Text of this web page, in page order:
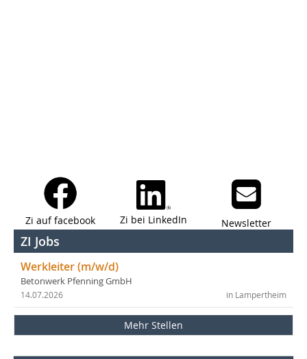
Zi auf facebook Zi bei LinkedIn Newsletter
ZI Jobs
Werkleiter (m/w/d)
Betonwerk Pfenning GmbH
in Lampertheim
14.07.2026
Mehr Stellen